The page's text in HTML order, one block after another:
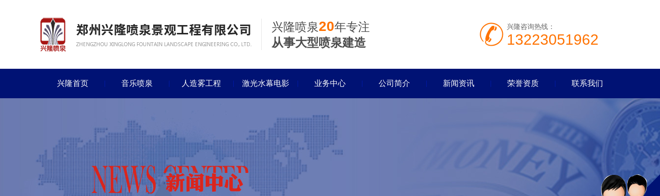
兴隆喷泉20年专注
从事大型喷泉建造
兴隆咨询热线：
13223051962
兴隆首页 音乐喷泉 人造雾工程 激光水幕电影 业务中心 公司简介 新闻资讯 荣誉资质 联系我们